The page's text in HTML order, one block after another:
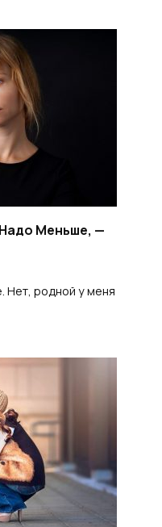
Meньшe, —
Нет, родной у меня